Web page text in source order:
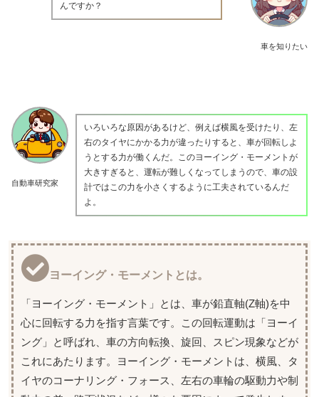
車を知りたい
んですか？
自動車研究家
いろいろな原因があるけど、例えば横風を受けたり、左
右のタイヤにかかる力が違ったりすると、車が回転しよ
うとする力が働くんだ。このヨーイング・モーメントが
大きすぎると、運転が難しくなってしまうので、車の設
計ではこの力を小さくするように工夫されているんだ
よ。
ヨーイング・モーメントとは。
「ヨーイング・モーメント」とは、車が鉛直軸(Z軸)を中
心に回転する力を指す言葉です。この回転運動は「ヨーイ
ング」と呼ばれ、車の方向転換、旋回、スピン現象などが
これにあたります。ヨーイング・モーメントは、横風、タ
イヤのコーナリング・フォース、左右の車輪の駆動力や制